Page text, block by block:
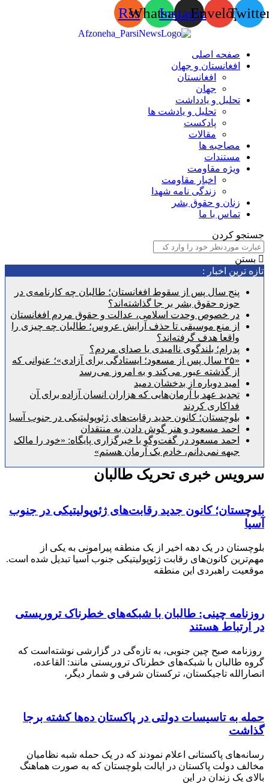
Instagram
Whatsapp
Rss
صفحه اصلی
افغانستان و جهان
افغانستان
جهان
تحلیل و یادداشت
تحلیل و یادشت ها
پادکست
مقالات
مصاحبه ها
مستندات
ویژه مقاومت
اخبار مقاومت
زندگی نامه شهدا
زنان و حقوق بشر
تماس با ما
کردن
اخبار :
پنج سال پس از سقوط افغانستان؛ طالبان چه کارنامه‌ی در
حوزه حقوق بشر بر جا گذاشته‌اند؟
در خصوص وحدت اسلامی، عدالت و حقوق مردم افغانستان
از منع موسیقی تا حذف آرایش عروس؛ طالبان چه چیزی را
واقعا هدف گرفته‌اند؟
پدرام؛ بلندگوی ناامیدی یا صدای مردم؟
«۲۵ سال پس از مسعود؛ ایستادگی برای آزادی»؛ عنوانی که
از گذشته عبور می‌کند و به امروز می‌رسد
امید دوباره از بدخشان دمید
تجدید عهد با آرمان‌هایی که هزاران انسان آزاده برای آن
فداکاری کردند
بلوچستان؛ کانون جدید رقابت‌های ژئوپولیتیکی در جنوب آسیا
احمد مسعود و هنر گوش دادن به منتقدان
احمد مسعود در گفت‌وگو با خبرگزاری پایگاه: «خود را مالک
جبهه نمی‌دانم، خادم یک آرمان هستم»
خبری تحریک طالبان
کانون جدید رقابت‌های ژئوپولیتیکی در جنوب
در یک دهه اخیر از یک منطقه پیرامونی به یکی از
کانون‌های رقابت ژئوپولیتیکی جنوب آسیا تبدیل شده است.
راهبردی این منطقه
چینی: طالبان با شبکه‌های خطرناک تروریستی
هستند
صبح چین جنوبی، به تازه‌گی در گزارشی نوشته‌است که
با شبکه‌های خطرناک تروریستی مانند: القاعده،
تاجیکستان، ترکستان شرقی و شمار دیگر،
به تاسیسات دولتی در پاکستان ده‌ها کشته برجا
پاکستانی اعلام نمودند که در یک حمله شبه نظامیان
دولت پاکستان در ایالت بلوچستان که به صورت هماهنگ
یک زندان در این